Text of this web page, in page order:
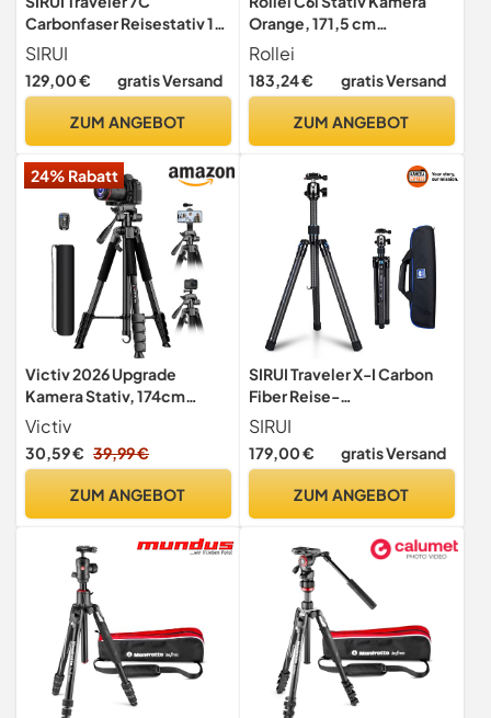
Carbonfaser Reisestativ 166
cm mit E-10 360°
Kugelkopf, für Arca Swiss
Schnellwechselplatte,
wandelbar zum Monopod
SIRUI
129,00 € gratis Versand
ZUM ANGEBOT
Orange, 171,5 cm
Fotostativ aus Aluminium
Kompaktes Dreibeinstativ
mit Kugelkopf & Tasche
DSLR Tripod mit Monoppod
Rollei
183,24 € gratis Versand
ZUM ANGEBOT
24% Rabatt
Victiv 2026 Upgrade
Kamera Stativ, 174cm
Verstellbares Camera
Tripod, mehr Stabilität und
Komfort, Aluminium
Wege-Kopf für DSLR Canon
iPhone Smartphone
Victiv
30,59 € 39,99 €
ZUM ANGEBOT
SIRUI Traveler X-I Carbon
Fiber Reise-
Kamerastativ,159cm, 1.1kg,
Mit B-00K Kugelkopf &
Arca Swiss, Bis 10kg
33cm
SIRUI
179,00 € gratis Versand
ZUM ANGEBOT